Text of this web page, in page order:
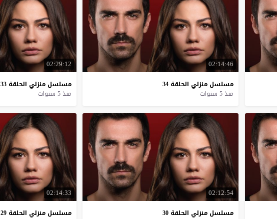
02:14:46
مسلسل منزلي الحلقة 34
منذ 5 سنوات
02:29:12
مسلسل منزلي الحلقة 33
منذ 5 سنوات
02:12:54
مسلسل منزلي الحلقة 30
02:14:33
مسلسل منزلي الحلقة 29